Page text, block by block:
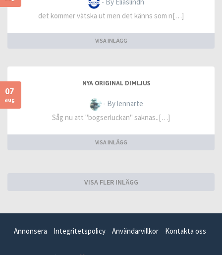
det kommer vätska ut men det känns som n[…]
VISA INLÄGG
07
aug
NYA ORIGINAL DIMLJUS
- By lennarte
Såg nu att "bogserluckan" saknas..[…]
VISA INLÄGG
VISA FLER INLÄGG
Annonsera Integritetspolicy Användarvillkor Kontakta oss